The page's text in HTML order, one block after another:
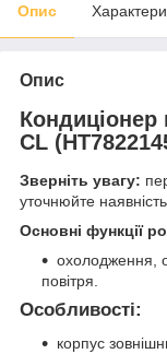
Опис
Опис
Кондиціонер
CL
Зверніть увагу:
уточнюйте
Основні функції
охолодження,
повітря.
Особливості:
корпус